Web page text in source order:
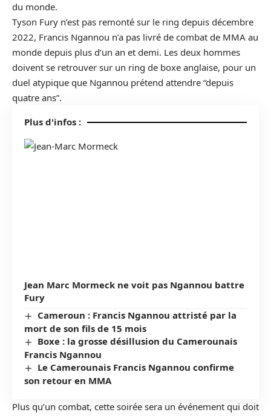
du monde.
Tyson Fury n’est pas remonté sur le ring depuis décembre
2022, Francis Ngannou n’a pas livré de combat de MMA au
monde depuis plus d’un an et demi. Les deux hommes
doivent se retrouver sur un ring de boxe anglaise, pour un
duel atypique que Ngannou prétend attendre “depuis
quatre ans”.
Plus d'infos :
Jean Marc Mormeck ne voit pas Ngannou battre
Fury
Cameroun : Francis Ngannou attristé par la
mort de son fils de 15 mois
Boxe : la grosse désillusion du Camerounais
Francis Ngannou
Le Camerounais Francis Ngannou confirme
son retour en MMA
Plus qu’un combat, cette soirée sera un événement qui doit